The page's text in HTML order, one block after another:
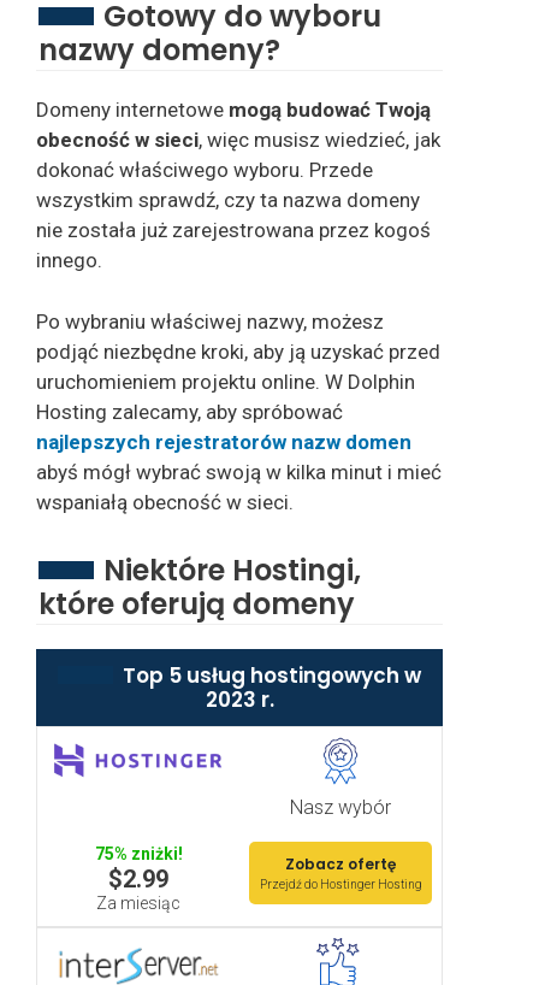
Gotowy do wyboru
nazwy domeny?
Domeny internetowe mogą budować Twoją
obecność w sieci, więc musisz wiedzieć, jak
dokonać właściwego wyboru. Przede
wszystkim sprawdź, czy ta nazwa domeny
nie została już zarejestrowana przez kogoś
innego.
Po wybraniu właściwej nazwy, możesz
podjąć niezbędne kroki, aby ją uzyskać przed
uruchomieniem projektu online. W Dolphin
Hosting zalecamy, aby spróbować
najlepszych rejestratorów nazw domen
abyś mógł wybrać swoją w kilka minut i mieć
wspaniałą obecność w sieci.
Niektóre Hostingi,
które oferują domeny
Top 5 usług hostingowych w
2023 r.
Nasz wybór
75% zniżki!
$2.99
Za miesiąc
Zobacz ofertę
Przejdź do Hostinger Hosting